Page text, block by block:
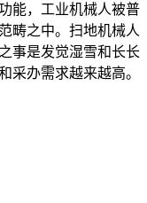
能，工业机械人被普
畴之中。扫地机械人
事是发觉湿雪和长长
采办需求越来越高。